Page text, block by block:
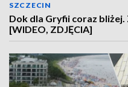
SZCZECIN
Dok dla Gryfii coraz
[WIDEO, ZDJĘCIA]